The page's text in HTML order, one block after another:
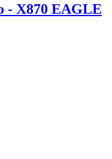
- X870 EAGLE